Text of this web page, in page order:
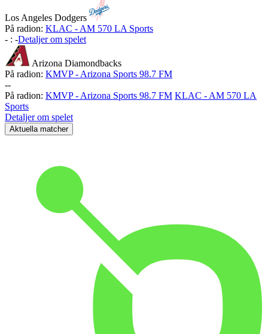
Los Angeles Dodgers
På radion: KLAC - AM 570 LA Sports
- : -Detaljer om spelet
Arizona Diamondbacks
På radion: KMVP - Arizona Sports 98.7 FM
--
På radion: KMVP - Arizona Sports 98.7 FM KLAC - AM 570 LA
Sports
Detaljer om spelet
Aktuella matcher